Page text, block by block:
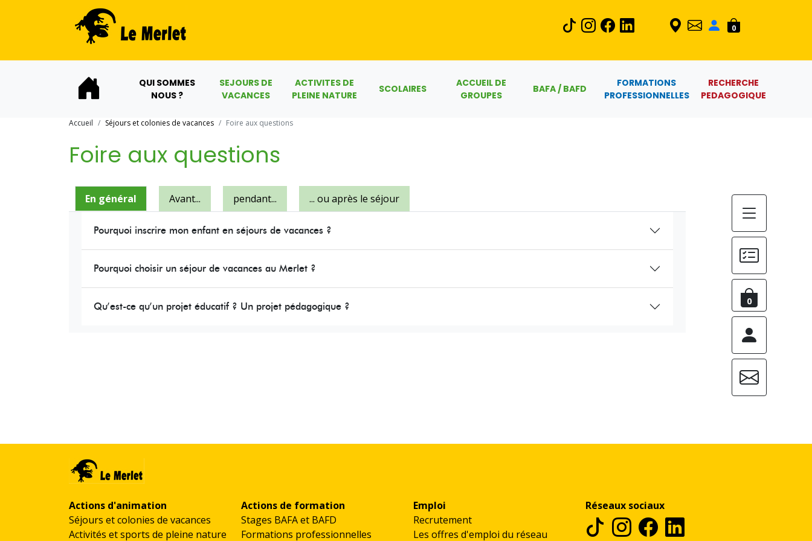
0
QUI SOMMES
NOUS ?
SEJOURS DE
VACANCES
ACTIVITES DE
PLEINE NATURE
SCOLAIRES
ACCUEIL DE
GROUPES
BAFA / BAFD
FORMATIONS
PROFESSIONNELLES
RECHERCHE
PEDAGOGIQUE
Accueil Séjours et colonies de vacances Foire aux questions
Foire aux questions
En général Avant... pendant... ... ou après le séjour
Pourquoi inscrire mon enfant en séjours de vacances ?
Pourquoi choisir un séjour de vacances au Merlet ?
Qu’est-ce qu’un projet éducatif ? Un projet pédagogique ? 0
Actions d'animation
Séjours et colonies de vacances
Activités et sports de pleine nature
Actions de formation
Stages BAFA et BAFD
Formations professionnelles
Emploi
Recrutement
Les offres d'emploi du réseau
Réseaux sociaux